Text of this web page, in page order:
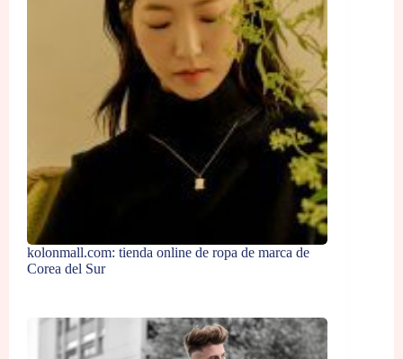
kolonmall.com: tienda online de ropa de marca de
Corea del Sur